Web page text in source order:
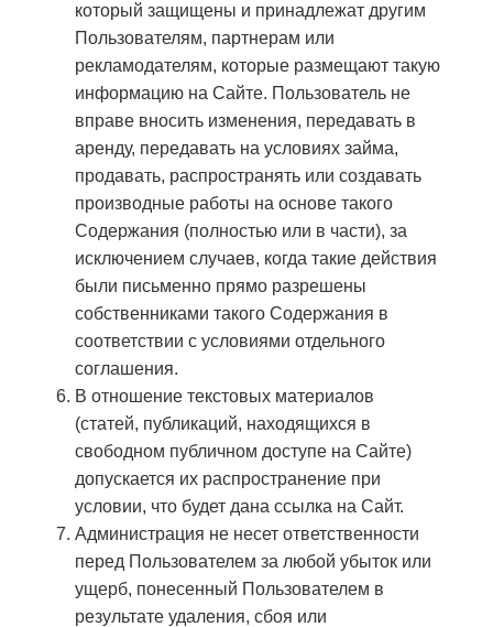
который защищены и принадлежат другим
Пользователям, партнерам или
рекламодателям, которые размещают такую
информацию на Сайте. Пользователь не
вправе вносить изменения, передавать в
аренду, передавать на условиях займа,
продавать, распространять или создавать
производные работы на основе такого
Содержания (полностью или в части), за
исключением случаев, когда такие действия
были письменно прямо разрешены
собственниками такого Содержания в
соответствии с условиями отдельного
соглашения.
В отношение текстовых материалов
(статей, публикаций, находящихся в
свободном публичном доступе на Сайте)
допускается их распространение при
условии, что будет дана ссылка на Сайт.
Администрация не несет ответственности
перед Пользователем за любой убыток или
ущерб, понесенный Пользователем в
результате удаления, сбоя или